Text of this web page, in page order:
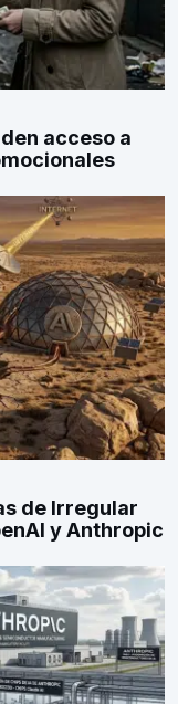
acceso a
de Irregular
y Anthropic